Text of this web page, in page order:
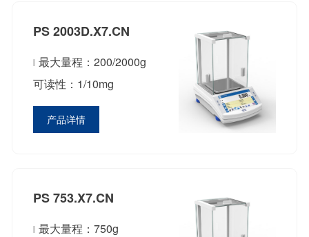
PS 2003D.X7.CN
最大量程：200/2000g
可读性：1/10mg
产品详情
PS 753.X7.CN
最大量程：750g